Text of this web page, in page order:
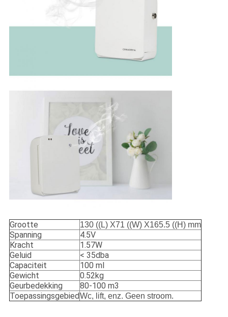
Grootte 130 ((L) X71 ((W) X165.5 ((H) mm
Spanning
4.5V
Kracht
1.57W
Geluid
< 35dba
Capaciteit
100 ml
Gewicht
0.52kg
Geurbedekking
80-100 m3
ToepassingsgebiedWc, lift, enz. Geen stroom.